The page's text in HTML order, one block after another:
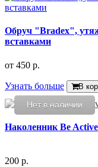
Обруч "Bradex",
вставками
от 450 р.
Узнать больше В
Нет в наличии
Наколенник Be Active
200 р.